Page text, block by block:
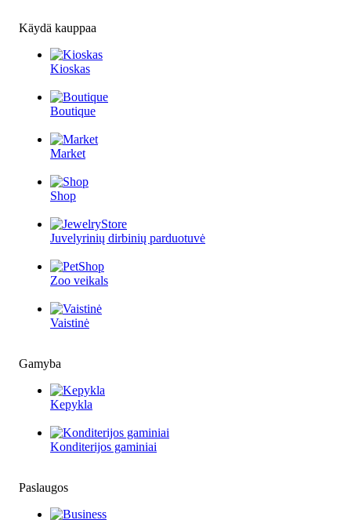
Käydä kauppaa
Kioskas
Boutique
Market
Shop
Juvelyrinių dirbinių parduotuvė
Zoo veikals
Vaistinė
Gamyba
Kepykla
Konditerijos gaminiai
Paslaugos